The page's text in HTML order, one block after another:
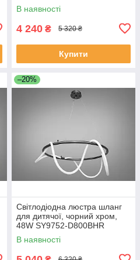
В наявності
4 240 ₴ 5 320 ₴
Купити
–20%
Світлодіодна люстра шланг
для дитячої, чорний хром,
48W SY9752-D800BHR
В наявності